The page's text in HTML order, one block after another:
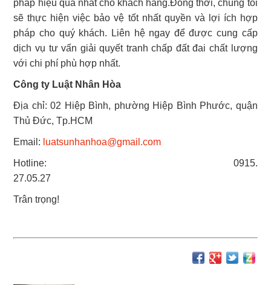
pháp hiệu quả nhất cho khách hàng.Đồng thời, chúng tôi
sẽ thực hiện việc bảo vệ tốt nhất quyền và lợi ích hợp
pháp cho quý khách.
Liên hệ ngay để được cung cấp
dịch vụ tư vấn giải quyết tranh chấp đất đai chất lượng
với chi phí phù hợp nhất.
Công ty Luật Nhân Hòa
Địa chỉ: 02 Hiệp Bình, phường Hiệp Bình Phước, quận
Thủ Đức, Tp.HCM
Email: luatsunhanhoa@gmail.com
Hotline: 0915.
27.05.27
Trân trọng!